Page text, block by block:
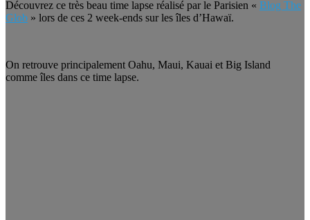
Découvrez ce très beau time lapse réalisé par le Parisien « Blog The
Glob » lors de ces 2 week-ends sur les îles d’Hawaï.
On retrouve principalement Oahu, Maui, Kauai et Big Island
comme îles dans ce time lapse.